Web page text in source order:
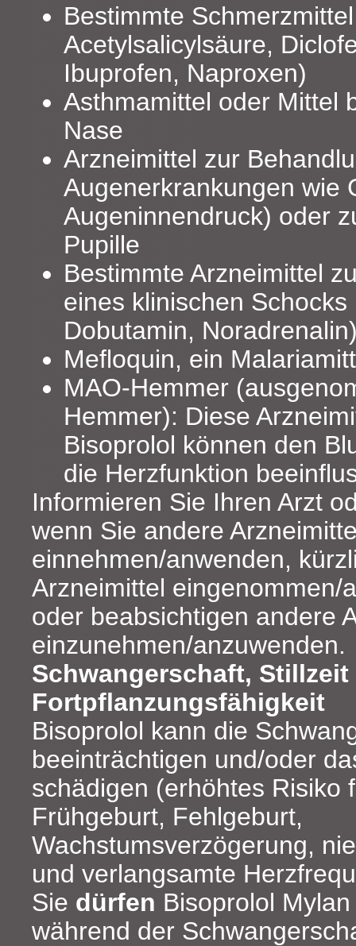
Bestimmte
Acetylsalicylsäure,
Ibuprofen, Naproxen)
Asthmamittel oder Mittel
Nase
Arzneimittel zur
Augenerkrankungen wie
Augeninnendruck) oder
Pupille
Bestimmte Arzneimittel
eines klinischen
Dobutamin,
Mefloquin, ein
MAO-Hemmer
Hemmer): Diese
Bisoprolol können den
die Herzfunktion
Informieren Sie Ihren Arzt
wenn Sie andere
einnehmen/anwenden,
Arzneimittel eingenommen/
oder beabsichtigen andere
einzunehmen/anzuwenden.
Schwangerschaft, Stillzeit
Fortpflanzungsfähigkeit
Bisoprolol kann die
beeinträchtigen und/oder
schädigen (erhöhtes Risiko
Frühgeburt, Fehlgeburt,
Wachstumsverzögerung,
und verlangsamte
Sie dürfen Bisoprolol
während der